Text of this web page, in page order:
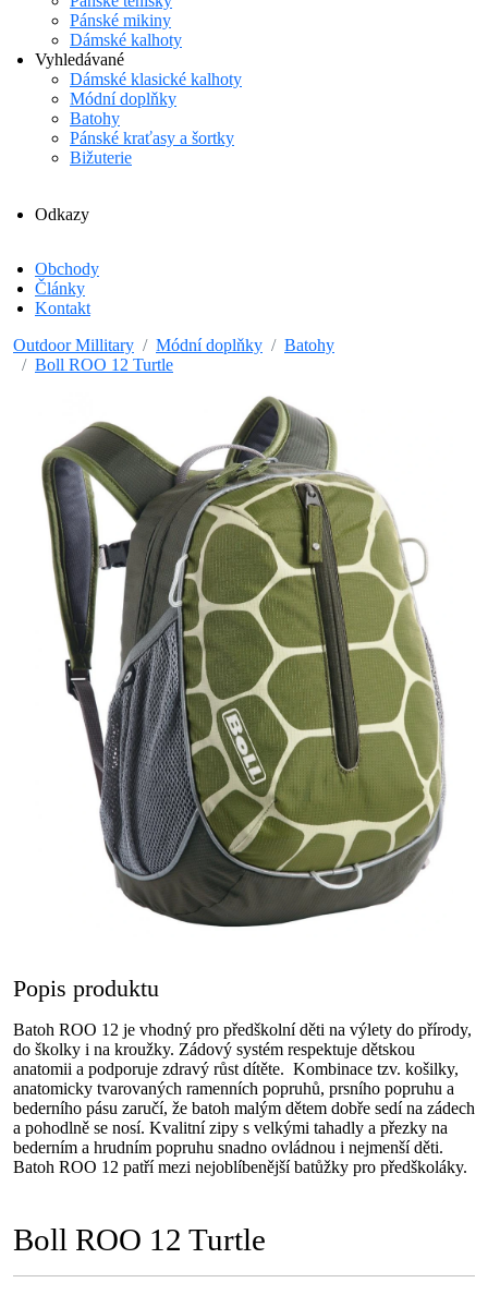
Pánské mikiny
Dámské kalhoty
Vyhledávané
Dámské klasické kalhoty
Módní doplňky
Batohy
Pánské kraťasy a šortky
Bižuterie
Odkazy
Obchody
Články
Kontakt
Outdoor Millitary
Módní doplňky
Batohy
Boll ROO 12 Turtle
Popis produktu
Batoh ROO 12 je vhodný pro předškolní děti na výlety do přírody,
do školky i na kroužky. Zádový systém respektuje dětskou
anatomii a podporuje zdravý růst dítěte. Kombinace tzv. košilky,
anatomicky tvarovaných ramenních popruhů, prsního popruhu a
bederního pásu zaručí, že batoh malým dětem dobře sedí na zádech
a pohodlně se nosí. Kvalitní zipy s velkými tahadly a přezky na
bederním a hrudním popruhu snadno ovládnou i nejmenší děti.
Batoh ROO 12 patří mezi nejoblíbenější batůžky pro předškoláky.
Boll ROO 12 Turtle